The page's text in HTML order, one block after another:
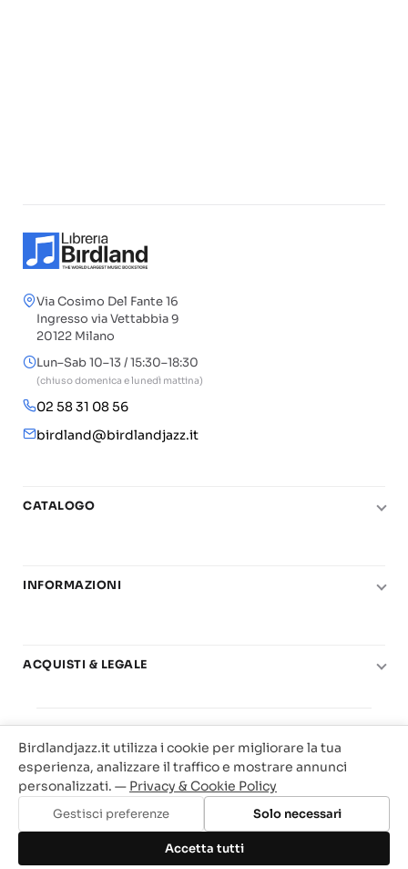
Aggiungi al carrello
Via Cosimo Del Fante 16
Ingresso via Vettabbia 9
20122 Milano
Lun–Sab 10–13 / 15:30–18:30
(chiuso domenica e lunedì mattina)
02 58 31 08 56
birdland@birdlandjazz.it
CATALOGO
Chitarra
Basi play-along
Offerte
INFORMAZIONI
Carta del Docente
ACQUISTI & LEGALE
Privacy & Cookie
Traccia il tuo ordine
Birdland Milano. P.Iva 12093700156
Web Agency Milano
Birdlandjazz.it utilizza i cookie per migliorare la tua
esperienza, analizzare il traffico e mostrare annunci
personalizzati. — Privacy & Cookie Policy
Gestisci preferenze Solo necessari
Accetta tutti